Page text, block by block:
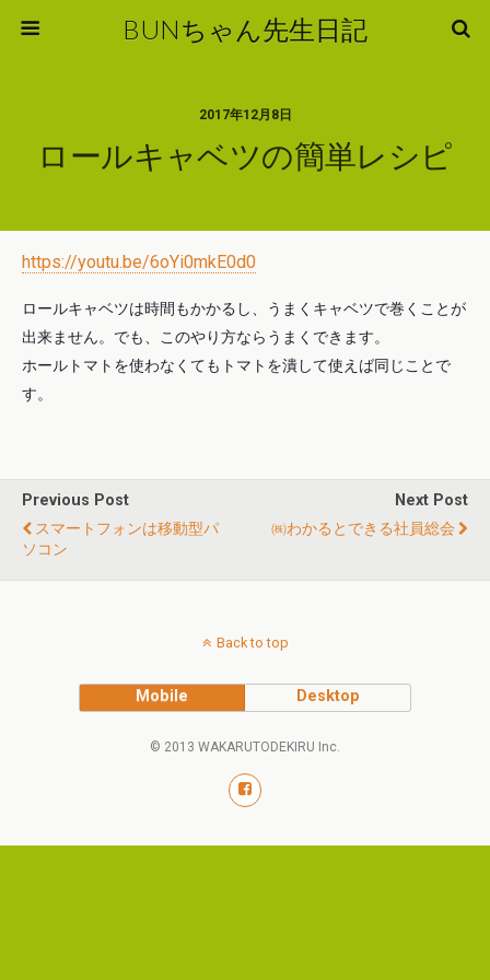
BUNちゃん先生日記
2017年12月8日
ロールキャベツの簡単レシピ
https://youtu.be/6oYi0mkE0d0
ロールキャベツは時間もかかるし、うまくキャベツで巻くことが
出来ません。でも、このやり方ならうまくできます。
ホールトマトを使わなくてもトマトを潰して使えば同じことで
す。
Previous Post
スマートフォンは移動型パ
ソコン
Next Post
㈱わかるとできる社員総会
Back to top
Mobile Desktop
© 2013 WAKARUTODEKIRU Inc.